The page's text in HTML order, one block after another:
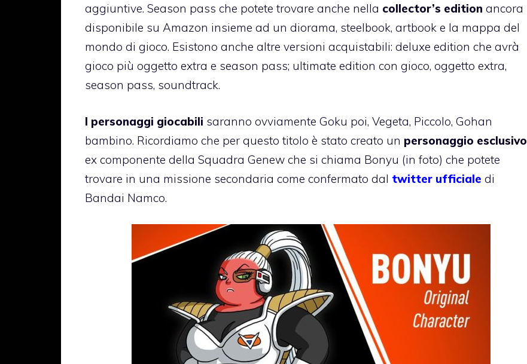
aggiuntive. Season pass che potete trovare anche nella collector’s edition ancora
disponibile su Amazon insieme ad un diorama, steelbook, artbook e la mappa del
mondo di gioco. Esistono anche altre versioni acquistabili: deluxe edition che avrà
gioco più oggetto extra e season pass; ultimate edition con gioco, oggetto extra,
season pass, soundtrack.
I personaggi giocabili saranno ovviamente Goku poi, Vegeta, Piccolo, Gohan
bambino. Ricordiamo che per questo titolo è stato creato un personaggio esclusivo
ex componente della Squadra Genew che si chiama Bonyu (in foto) che potete
trovare in una missione secondaria come confermato dal twitter ufficiale di
Bandai Namco.